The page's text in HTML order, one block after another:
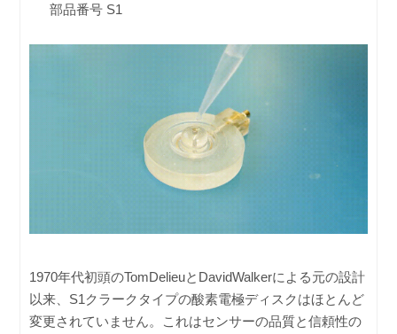
部品番号 S1
1970年代初頭のTomDelieuとDavidWalkerによる元の設計
以来、S1クラークタイプの酸素電極ディスクはほとんど
変更されていません。これはセンサーの品質と信頼性の